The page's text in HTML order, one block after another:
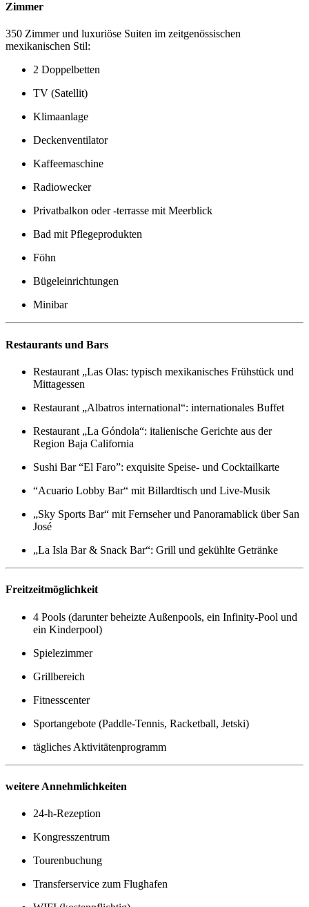
Zimmer
350 Zimmer und luxuriöse Suiten im zeitgenössischen
mexikanischen Stil:
2 Doppelbetten
TV (Satellit)
Klimaanlage
Deckenventilator
Kaffeemaschine
Radiowecker
Privatbalkon oder -terrasse mit Meerblick
Bad mit Pflegeprodukten
Föhn
Bügeleinrichtungen
Minibar
Restaurants und Bars
Restaurant „Las Olas: typisch mexikanisches Frühstück und
Mittagessen
Restaurant „Albatros international“: internationales Buffet
Restaurant „La Góndola“: italienische Gerichte aus der
Region Baja California
Sushi Bar “El Faro”: exquisite Speise- und Cocktailkarte
“Acuario Lobby Bar“ mit Billardtisch und Live-Musik
„Sky Sports Bar“ mit Fernseher und Panoramablick über San
José
„La Isla Bar & Snack Bar“: Grill und gekühlte Getränke
Freitzeitmöglichkeit
4 Pools (darunter beheizte Außenpools, ein Infinity-Pool und
ein Kinderpool)
Spielezimmer
Grillbereich
Fitnesscenter
Sportangebote (Paddle-Tennis, Racketball, Jetski)
tägliches Aktivitätenprogramm
weitere Annehmlichkeiten
24-h-Rezeption
Kongresszentrum
Tourenbuchung
Transferservice zum Flughafen